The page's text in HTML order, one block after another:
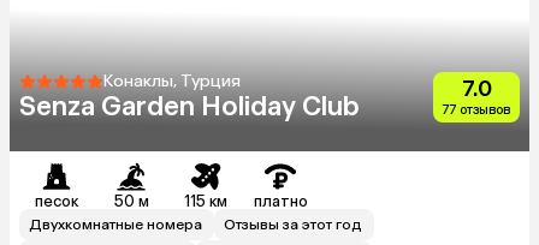
Конаклы, Турция
Senza Garden Holiday Club
7.0
77 отзывов
песок 50 м 115 км платно
Двухкомнатные номера
Отзывы за этот год